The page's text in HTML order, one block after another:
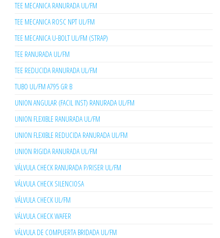
TEE MECANICA RANURADA UL/FM
TEE MECANICA ROSC NPT UL/FM
TEE MECANICA U-BOLT UL/FM (STRAP)
TEE RANURADA UL/FM
TEE REDUCIDA RANURADA UL/FM
TUBO UL/FM A795 GR B
UNION ANGULAR (FACIL INST) RANURADA UL/FM
UNION FLEXIBLE RANURADA UL/FM
UNION FLEXIBLE REDUCIDA RANURADA UL/FM
UNION RIGIDA RANURADA UL/FM
VÁLVULA CHECK RANURADA P/RISER UL/FM
VÁLVULA CHECK SILENCIOSA
VÁLVULA CHECK UL/FM
VÁLVULA CHECK WAFER
VÁLVULA DE COMPUERTA BRIDADA UL/FM